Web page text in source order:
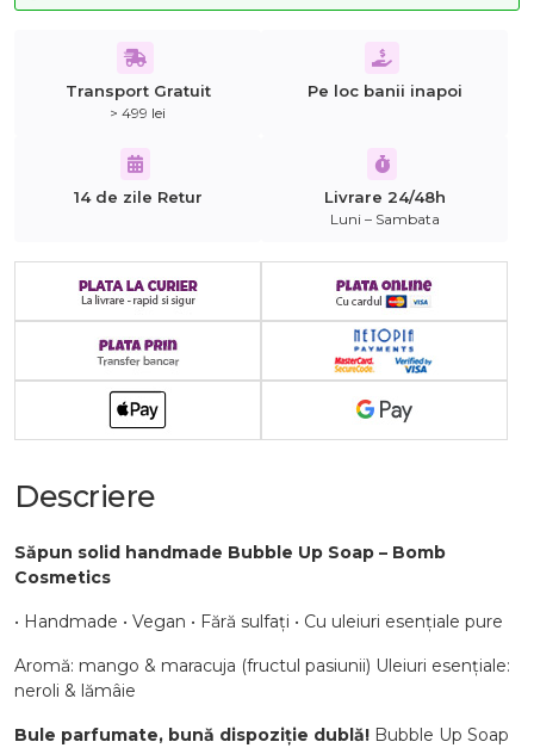
Transport Gratuit
> 499 lei
Pe loc banii inapoi
14 de zile Retur Livrare 24/48h
Luni – Sambata
Descriere
Săpun solid handmade Bubble Up Soap – Bomb
Cosmetics
• Handmade • Vegan • Fără sulfați • Cu uleiuri esențiale pure
Aromă: mango & maracuja (fructul pasiunii) Uleiuri esențiale:
neroli & lămâie
Bule parfumate, bună dispoziție dublă! Bubble Up Soap